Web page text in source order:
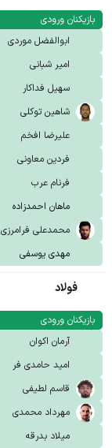
بازیکنان ورودی
ابوالفضل موردی
امیر شبانی
سهیل فداکار
شاهین توکلی
علیرضا افخم
فردین معاونی
فرنام عرب
ماهان احمدزاده
محمدعلی فرامرزی
مهدی یوسفی
فولاد
بازیکنان ورودی
آرمان اکوان
امید حامدی فر
قاسم لطیفی
مهرداد محمدی
میلاد بدرقه